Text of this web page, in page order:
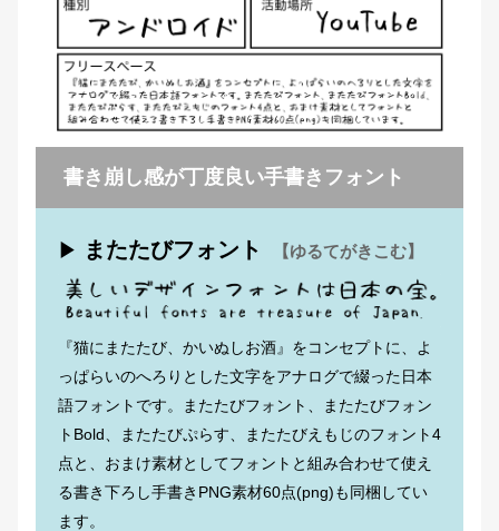
書き崩し感が丁度良い手書きフォント
▶ またたびフォント 【ゆるてがきこむ】
『猫にまたたび、かいぬしお酒』をコンセプトに、よ
っぱらいのへろりとした文字をアナログで綴った日本
語フォントです。またたびフォント、またたびフォン
トBold、またたびぷらす、またたびえもじのフォント4
点と、おまけ素材としてフォントと組み合わせて使え
る書き下ろし手書きPNG素材60点(png)も同梱してい
ます。